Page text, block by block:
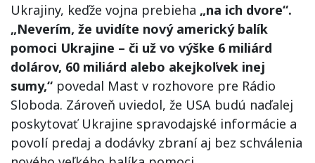
Ukrajiny, keďže vojna prebieha „na ich dvore“.
„Neverím, že uvidíte nový americký balík
pomoci Ukrajine – či už vo výške 6 miliárd
dolárov, 60 miliárd alebo akejkoľvek inej
sumy,“ povedal Mast v rozhovore pre Rádio
Sloboda. Zároveň uviedol, že USA budú naďalej
poskytovať Ukrajine spravodajské informácie a
povolí predaj a dodávky zbraní aj bez schválenia